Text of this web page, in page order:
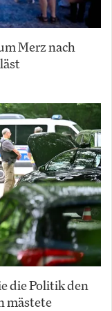
Merz nach
die Politik den
mästete